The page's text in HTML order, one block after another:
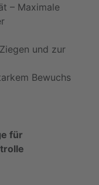
– Maximale
und zur
Bewuchs
für